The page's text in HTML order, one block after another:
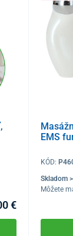
€
EMS
KÓD:
Skladom
Môžete